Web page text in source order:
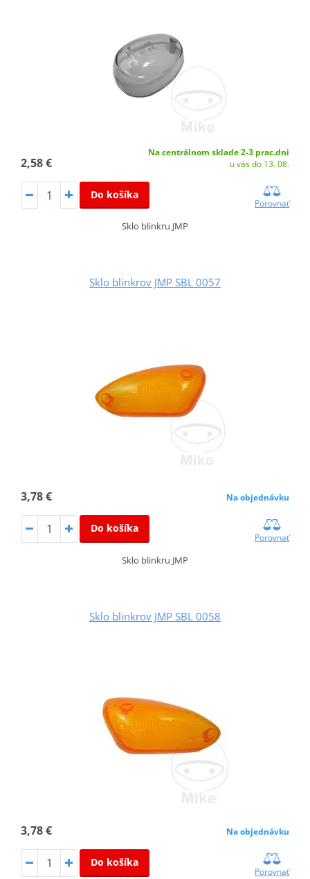
2,58 €
Na centrálnom sklade 2-3 prac.dni
u vás do 13. 08.
Do košíka
Porovnať
Sklo blinkru JMP
Sklo blinkrov JMP SBL 0057
3,78 € Na objednávku
Do košíka
Porovnať
Sklo blinkru JMP
Sklo blinkrov JMP SBL 0058
3,78 € Na objednávku
Do košíka
Porovnať